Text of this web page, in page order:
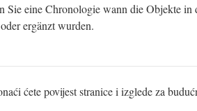
Sie eine Chronologie wann die Objekte in
ergänzt wurden.
ćete povijest stranice i izglede za